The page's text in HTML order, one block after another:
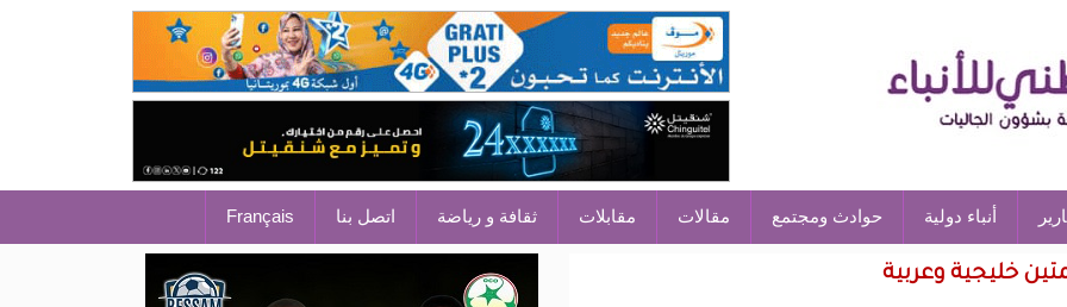
أنباء دولية حوادث ومجتمع مقالات مقابلات ثقافة و رياضة اتصل بنا Français
خليجية وعربية